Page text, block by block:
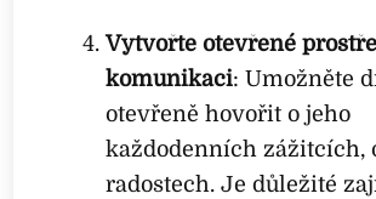
Vytvořte otevřené
komunikaci: Umožněte
otevřeně hovořit o jeho
každodenních zážitcích,
radostech. Je důležité